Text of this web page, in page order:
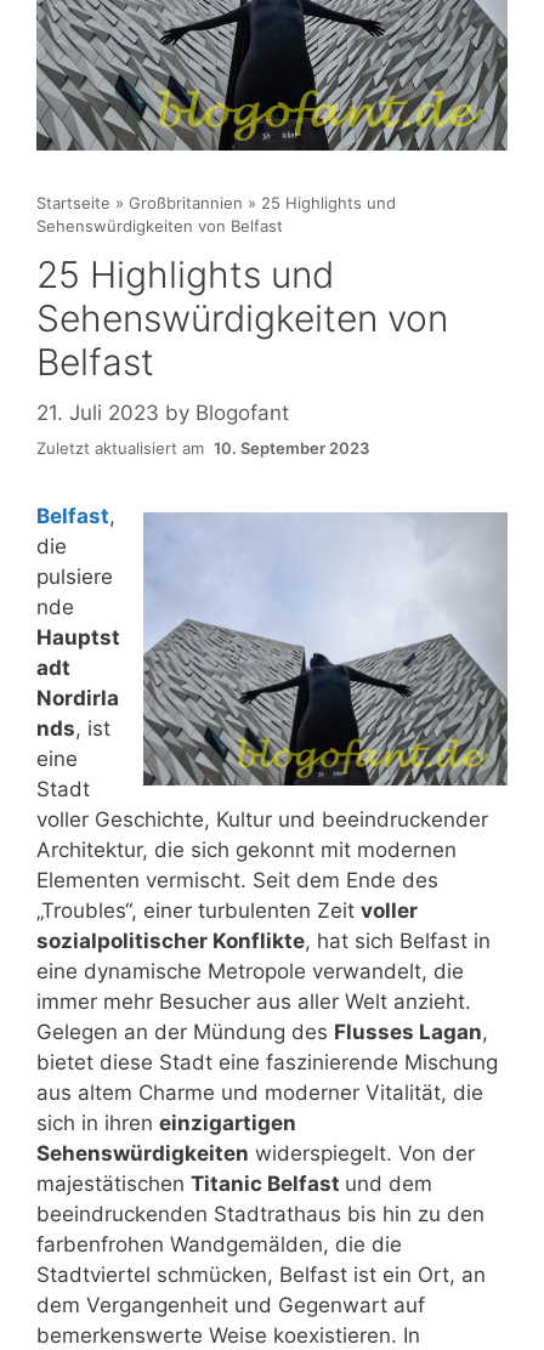
Startseite » Großbritannien » 25 Highlights und
Sehenswürdigkeiten von Belfast
25 Highlights und
Sehenswürdigkeiten von
Belfast
21. Juli 2023 by Blogofant
Zuletzt aktualisiert am 10. September 2023
Belfast,
die
pulsiere
nde
Hauptst
adt
Nordirla
nds, ist
eine
Stadt
voller Geschichte, Kultur und beeindruckender
Architektur, die sich gekonnt mit modernen
Elementen vermischt. Seit dem Ende des
„Troubles“, einer turbulenten Zeit voller
sozialpolitischer Konflikte, hat sich Belfast in
eine dynamische Metropole verwandelt, die
immer mehr Besucher aus aller Welt anzieht.
Gelegen an der Mündung des Flusses Lagan,
bietet diese Stadt eine faszinierende Mischung
aus altem Charme und moderner Vitalität, die
sich in ihren einzigartigen
Sehenswürdigkeiten widerspiegelt. Von der
majestätischen Titanic Belfast und dem
beeindruckenden Stadtrathaus bis hin zu den
farbenfrohen Wandgemälden, die die
Stadtviertel schmücken, Belfast ist ein Ort, an
dem Vergangenheit und Gegenwart auf
bemerkenswerte Weise koexistieren. In